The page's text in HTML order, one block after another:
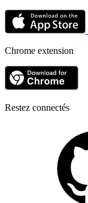
Chrome extension
Restez connectés